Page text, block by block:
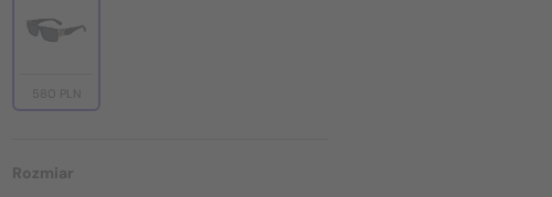
580 PLN
Rozmiar